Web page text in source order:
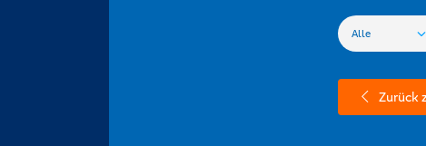
Zurück